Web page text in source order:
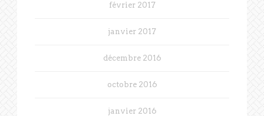
février 2017
janvier 2017
décembre 2016
octobre 2016
janvier 2016